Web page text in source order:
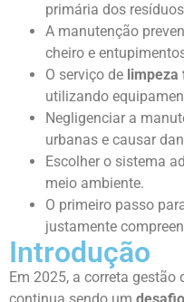
primária dos
A manutenção
cheiro e
O serviço de limpeza
utilizando
Negligenciar a
urbanas e causar
Escolher o sistema
meio ambiente.
O primeiro passo
justamente
Introdução
Em 2025, a correta